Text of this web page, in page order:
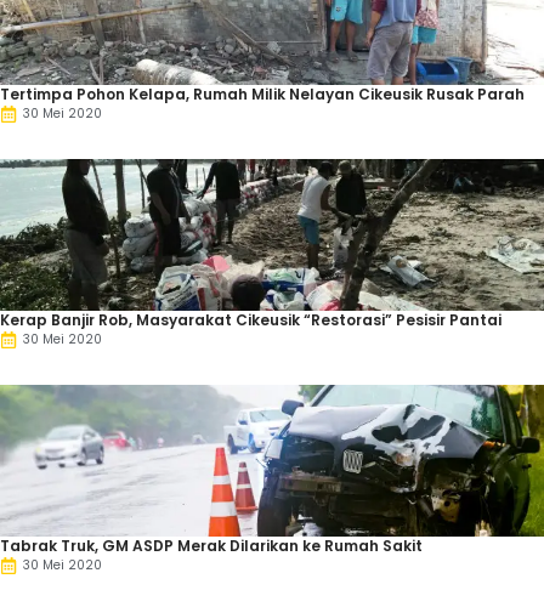
Tertimpa Pohon Kelapa, Rumah Milik Nelayan Cikeusik Rusak Parah
30 Mei 2020
Kerap Banjir Rob, Masyarakat Cikeusik “Restorasi” Pesisir Pantai
30 Mei 2020
Tabrak Truk, GM ASDP Merak Dilarikan ke Rumah Sakit
30 Mei 2020